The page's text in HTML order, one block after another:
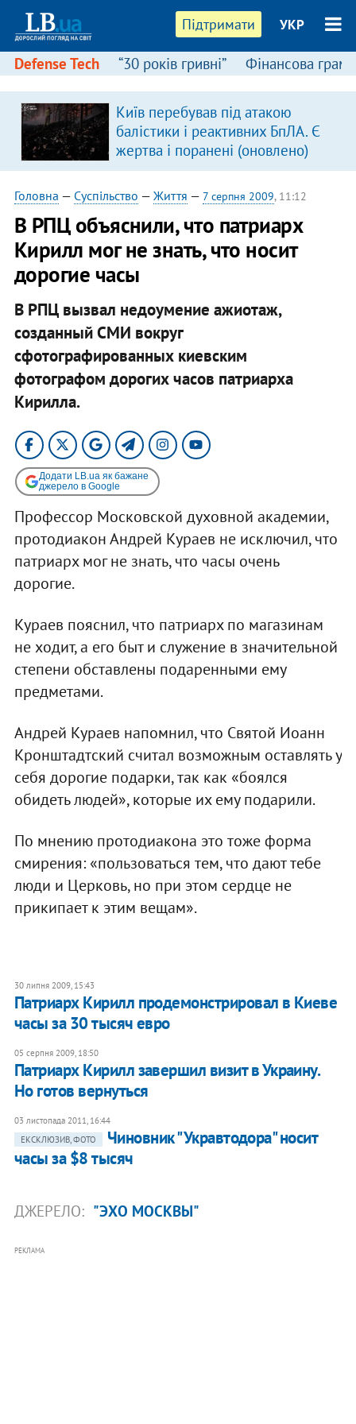
Підтримати УКР
Defense Tech “30 років гривні” Фінансова
Київ перебував під атакою
балістики і реактивних БпЛА. Є
жертва і поранені (оновлено)
Головна — Суспільство — Життя — 7 серпня 2009, 11:12
В РПЦ объяснили, что патриарх
Кирилл мог не знать, что носит
дорогие часы
В РПЦ вызвал недоумение ажиотаж,
созданный СМИ вокруг
сфотографированных киевским
фотографом дорогих часов патриарха
Кирилла.
Додати LB.ua як бажане
джерело в Google
Профессор Московской духовной академии,
протодиакон Андрей Кураев не исключил, что
патриарх мог не знать, что часы очень
дорогие.
Кураев пояснил, что патриарх по магазинам
не ходит, а его быт и служение в значительной
степени обставлены подаренными ему
предметами.
Андрей Кураев напомнил, что Святой Иоанн
Кронштадтский считал возможным оставлять у
себя дорогие подарки, так как «боялся
обидеть людей», которые их ему подарили.
По мнению протодиакона это тоже форма
смирения: «пользоваться тем, что дают тебе
люди и Церковь, но при этом сердце не
прикипает к этим вещам».
30 липня 2009, 15:43
Патриарх Кирилл продемонстрировал в Киеве
часы за 30 тысяч евро
05 серпня 2009, 18:50
Патриарх Кирилл завершил визит в Украину.
Но готов вернуться
03 листопада 2011, 16:44
ЕКСКЛЮЗИВ, ФОТО
Чиновник "Укравтодора" носит
часы за $8 тысяч
ДЖЕРЕЛО: "ЭХО МОСКВЫ"
РЕКЛАМА